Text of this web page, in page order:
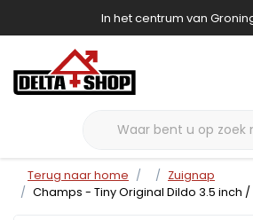
In het centrum van
Terug naar home
Zuignap
Champs - Tiny Original Dildo 3.5 inch /